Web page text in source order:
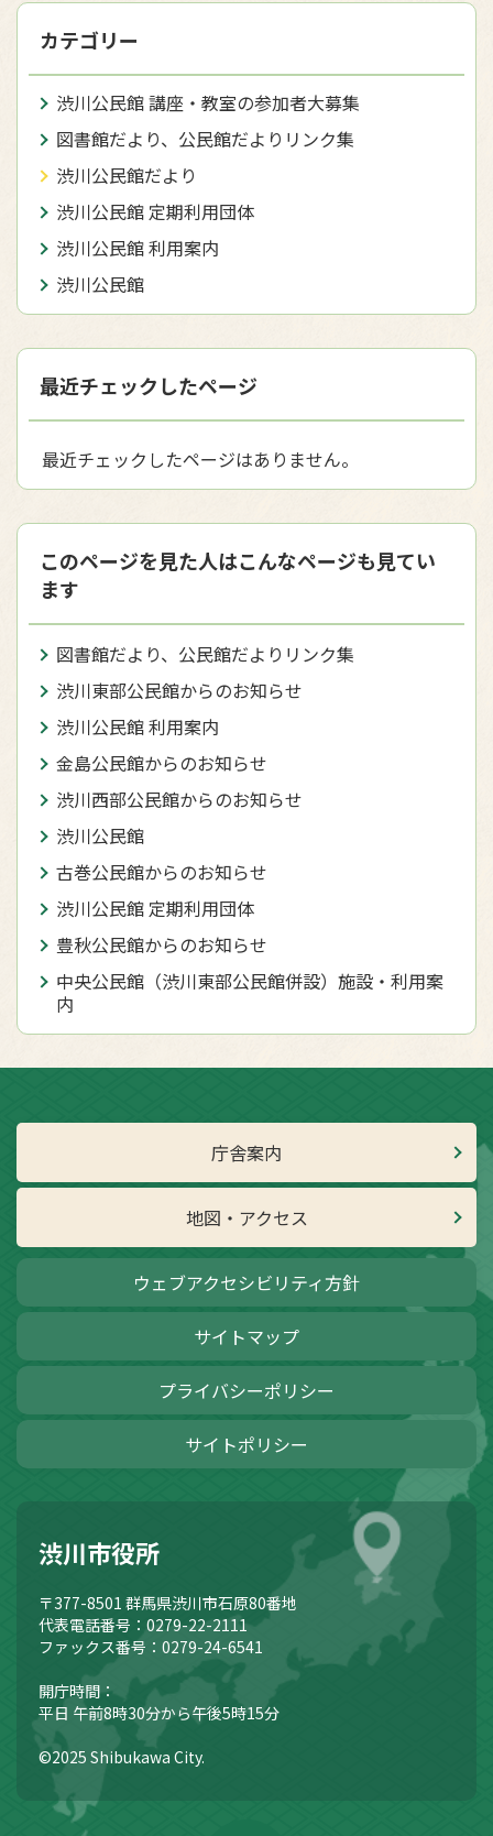
カテゴリー
渋川公民館 講座・教室の参加者大募集
図書館だより、公民館だよりリンク集
渋川公民館だより
渋川公民館 定期利用団体
渋川公民館 利用案内
渋川公民館
最近チェックしたページ
最近チェックしたページはありません。
このページを見た人はこんなページも見てい
ます
図書館だより、公民館だよりリンク集
渋川東部公民館からのお知らせ
渋川公民館 利用案内
金島公民館からのお知らせ
渋川西部公民館からのお知らせ
渋川公民館
古巻公民館からのお知らせ
渋川公民館 定期利用団体
豊秋公民館からのお知らせ
中央公民館（渋川東部公民館併設）施設・利用案
内
庁舎案内
地図・アクセス
ウェブアクセシビリティ方針
サイトマップ
プライバシーポリシー
サイトポリシー
渋川市役所
〒377-8501 群馬県渋川市石原80番地
代表電話番号：0279-22-2111
ファックス番号：0279-24-6541
開庁時間：
平日 午前8時30分から午後5時15分
©2025 Shibukawa City.